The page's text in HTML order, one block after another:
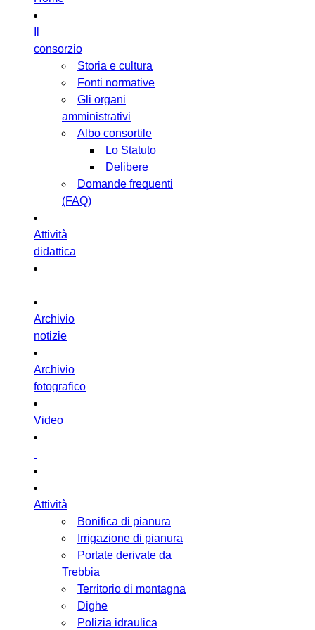
consorzio
Storia e cultura
Fonti normative
Gli organi
amministrativi
Albo consortile
Lo Statuto
Delibere
Domande frequenti
(FAQ)
Attività
didattica
Archivio
notizie
Archivio
fotografico
Video
Attività
Bonifica di pianura
Irrigazione di pianura
Portate derivate da
Trebbia
Territorio di montagna
Dighe
Polizia idraulica